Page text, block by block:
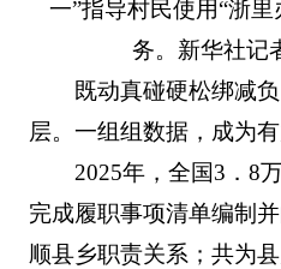
一”指导村民使用“浙
务。新华社
既动真碰硬松绑减
层。一组组数据，成为有
2025年，全国3．8
完成履职事项清单编制
顺县乡职责关系；共为